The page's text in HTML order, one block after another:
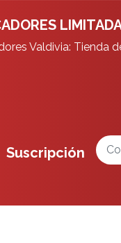
Valdivia: Tienda
Suscripción